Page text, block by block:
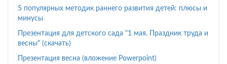
5 популярных методик раннего развития детей: плюсы и
минусы
Презентация для детского сада "1 мая. Праздник труда и
весны" (скачать)
Презентация весна (вложение Powerpoint)